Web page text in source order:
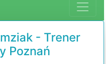
- Trener
Poznań